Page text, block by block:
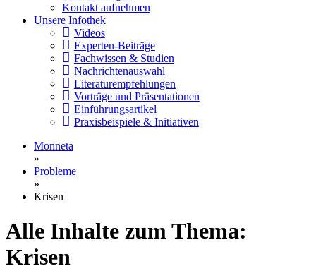
Kontakt aufnehmen
Unsere Infothek
Videos
Experten-Beiträge
Fachwissen & Studien
Nachrichtenauswahl
Literaturempfehlungen
Vorträge und Präsentationen
Einführungsartikel
Praxisbeispiele & Initiativen
Monneta
»
Probleme
»
Krisen
Alle Inhalte zum Thema:
Krisen